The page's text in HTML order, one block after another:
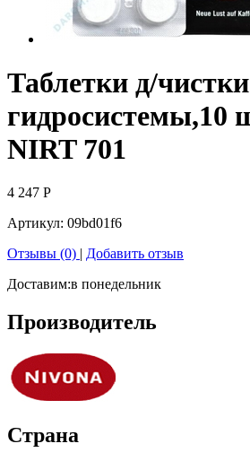
Таблетки д/чистки
гидросистемы,10
NIRT 701
4 247 Р
Артикул: 09bd01f6
Отзывы (0) | Добавить отзыв
Доставим:в понедельник
Производитель
Страна